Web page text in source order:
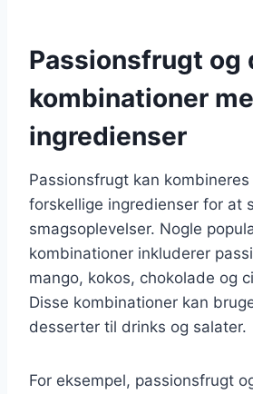
Passionsfrugt og
kombinationer
ingredienser
Passionsfrugt kan
forskellige ingredienser for at
smagsoplevelser. Nogle
kombinationer inkluderer
mango, kokos, chokolade og
Disse kombinationer kan
desserter til drinks og salater.
For eksempel, passionsfrugt